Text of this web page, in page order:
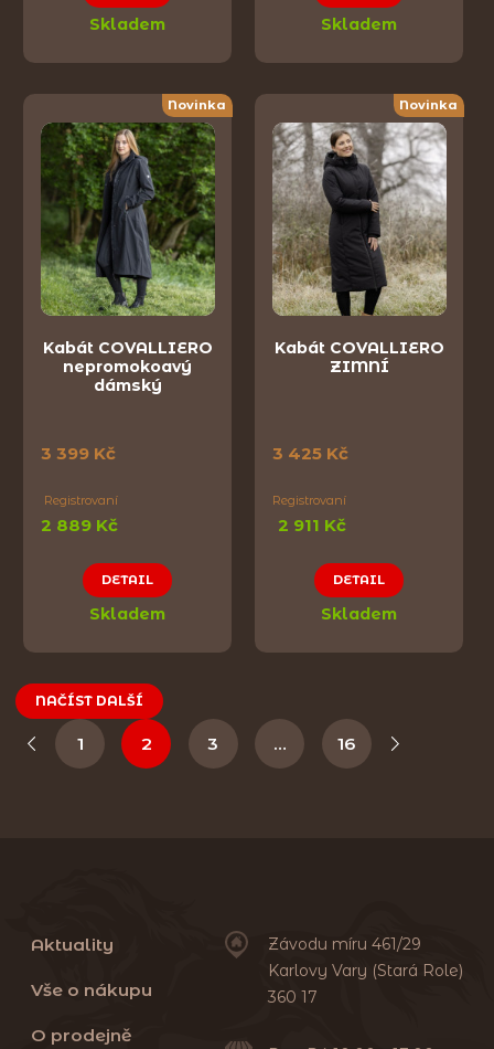
Skladem Skladem
Novinka
Kabát COVALLIERO
nepromokoavý
dámský
3 399 Kč
Registrovaní
2 889 Kč
DETAIL
Skladem
Novinka
Kabát COVALLIERO
ZIMNÍ
3 425 Kč
Registrovaní
2 911 Kč
DETAIL
Skladem
NAČÍST DALŠÍ
1 2 3 … 16
Aktuality
Vše o nákupu
O prodejně
Závodu míru 461/29
Karlovy Vary (Stará Role)
360 17